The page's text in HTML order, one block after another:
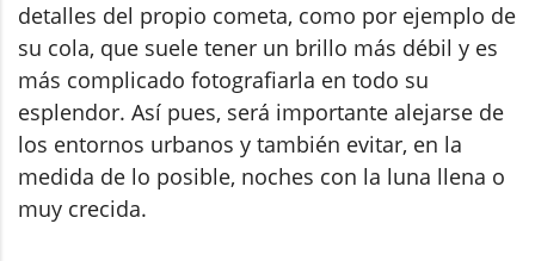
detalles del propio cometa, como por ejemplo de
su cola, que suele tener un brillo más débil y es
más complicado fotografiarla en todo su
esplendor. Así pues, será importante alejarse de
los entornos urbanos y también evitar, en la
medida de lo posible, noches con la luna llena o
muy crecida.